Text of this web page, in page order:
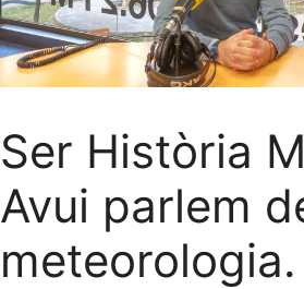
Ser Història
Avui parlem
meteorologia.